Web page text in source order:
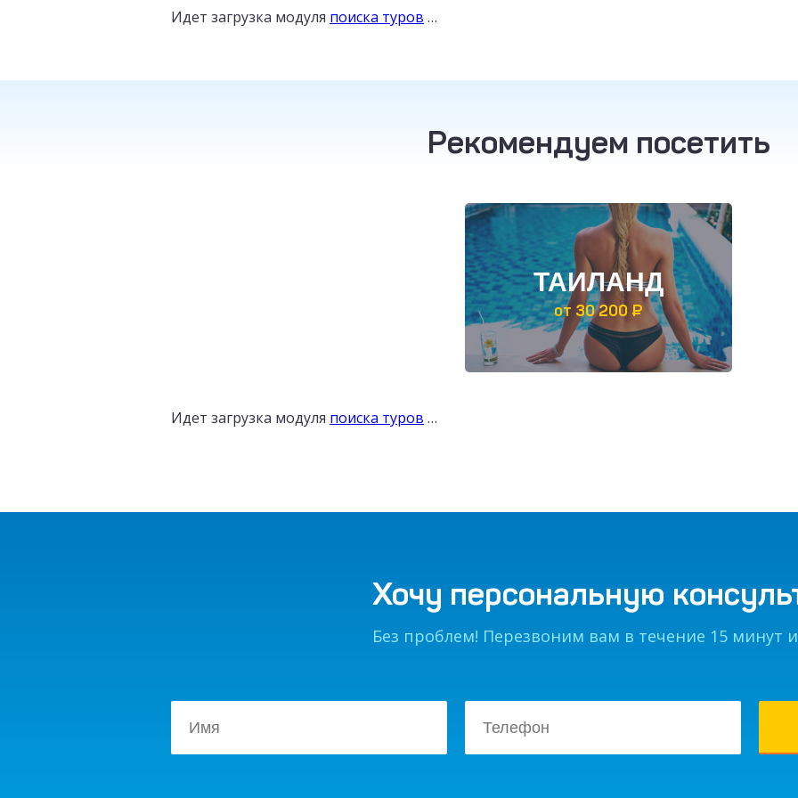
Идет загрузка модуля поиска туров …
Рекомендуем посетить
ТАИЛАНД
от 30 200 ₽
Идет загрузка модуля поиска туров …
Хочу персональную
Без проблем! Перезвоним вам в течение 15 минут